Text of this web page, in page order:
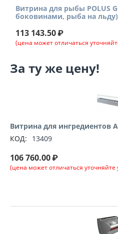
Витрина для рыбы POLUS
боковинами, рыба на льду)
113 143.50₽
(цена может отличаться
За ту же цену!
Витрина для ингредиентов
КОД:
13409
106 760.00₽
(цена может отличаться